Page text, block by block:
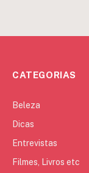
CATEGORIAS
Beleza
Dicas
Entrevistas
Filmes, Livros etc